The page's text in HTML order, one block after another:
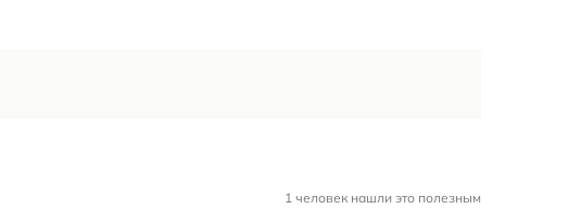
1 человек нашли это полезным